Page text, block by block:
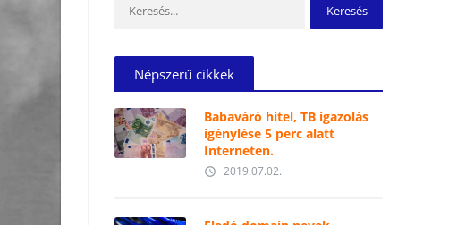
Népszerű cikkek
Babaváró hitel, TB igazolás
igénylése 5 perc alatt
Interneten.
access_time 2019.07.02.